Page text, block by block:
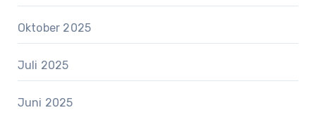
Oktober 2025
Juli 2025
Juni 2025